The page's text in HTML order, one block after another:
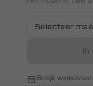
Selecteer
In
Bekijk